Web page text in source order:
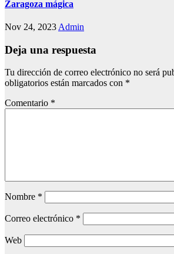
Zaragoza mágica
Nov 24, 2023 Admin
Deja una respuesta
Tu dirección de correo electrónico no será
obligatorios están marcados con *
Comentario *
Nombre *
Correo electrónico *
Web